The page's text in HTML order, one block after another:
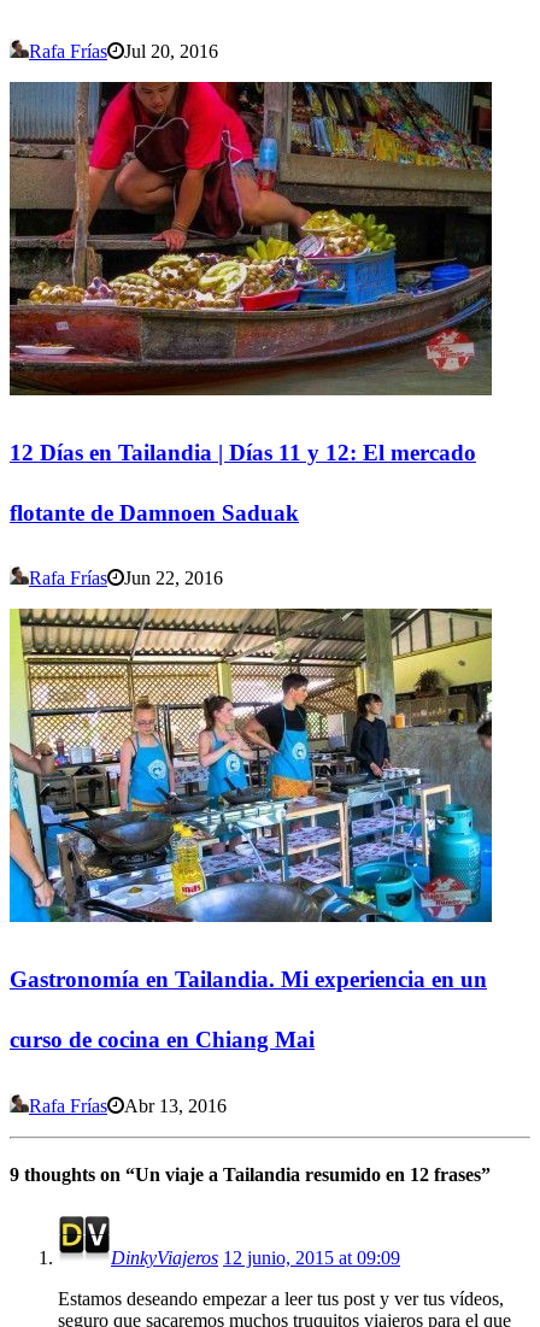
Rafa Frías Jul 20, 2016
12 Días en Tailandia | Días 11 y 12: El mercado
flotante de Damnoen Saduak
Rafa Frías Jun 22, 2016
Gastronomía en Tailandia. Mi experiencia en un
curso de cocina en Chiang Mai
Rafa Frías Abr 13, 2016
9 thoughts on “Un viaje a Tailandia resumido en 12 frases”
DinkyViajeros 12 junio, 2015 at 09:09
Estamos deseando empezar a leer tus post y ver tus vídeos,
seguro que sacaremos muchos truquitos viajeros para el que